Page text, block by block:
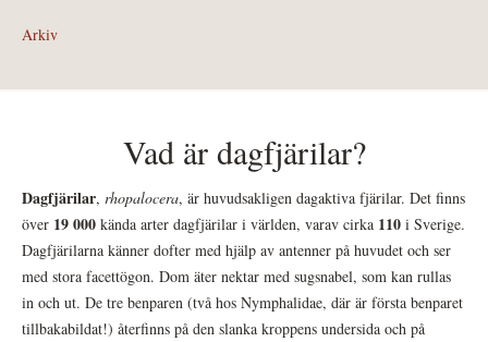
Arkiv
Vad är dagfjärilar?
Dagfjärilar, rhopalocera, är huvudsakligen dagaktiva fjärilar. Det finns
över 19 000 kända arter dagfjärilar i världen, varav cirka 110 i Sverige.
Dagfjärilarna känner dofter med hjälp av antenner på huvudet och ser
med stora facettögon. Dom äter nektar med sugsnabel, som kan rullas
in och ut. De tre benparen (två hos Nymphalidae, där är första benparet
tillbakabildat!) återfinns på den slanka kroppens undersida och på